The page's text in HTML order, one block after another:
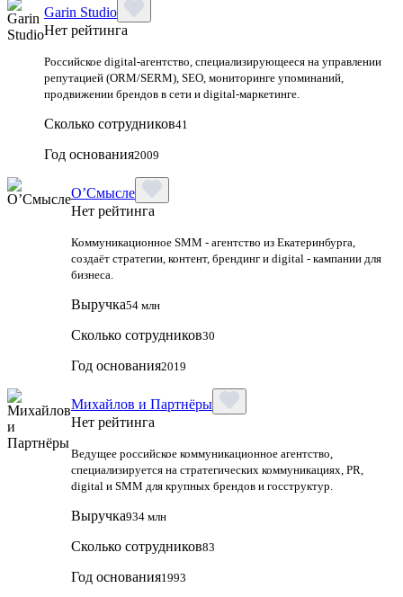
Garin Studio
Нет рейтинга
Российское digital-агентство, специализирующееся на управлении
репутацией (ORM/SERM), SEO, мониторинге упоминаний,
продвижении брендов в сети и digital-маркетинге.
Сколько сотрудников41
Год основания2009
О’Смысле
Нет рейтинга
Коммуникационное SMM - агентство из Екатеринбурга,
создаёт стратегии, контент, брендинг и digital - кампании для
бизнеса.
Выручка54 млн
Сколько сотрудников30
Год основания2019
Михайлов и Партнёры
Нет рейтинга
Ведущее российское коммуникационное агентство,
специализируется на стратегических коммуникациях, PR,
digital и SMM для крупных брендов и госструктур.
Выручка934 млн
Сколько сотрудников83
Год основания1993